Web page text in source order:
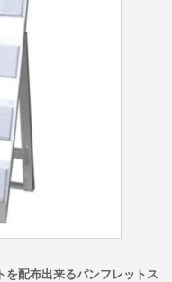
を配布出来るパンフレットス